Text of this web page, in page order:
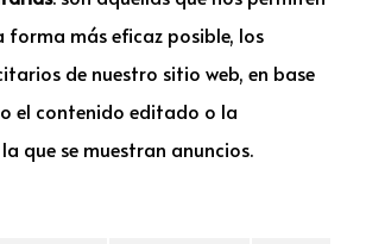
forma más eficaz posible, los
de nuestro sitio web, en base
el contenido editado o la
que se muestran anuncios.